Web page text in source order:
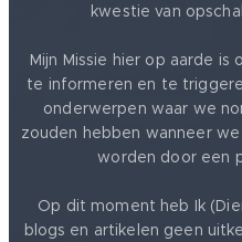
kwestie van
Mijn Missie hier op aarde
te informeren en te
onderwerpen waar we
zouden hebben wanneer
worden door een
Op dit moment heb Ik
blogs en artikelen geen